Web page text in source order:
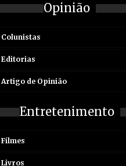
Opinião
Colunistas
Editorias
Artigo de Opinião
Entretenimento
Filmes
Livros